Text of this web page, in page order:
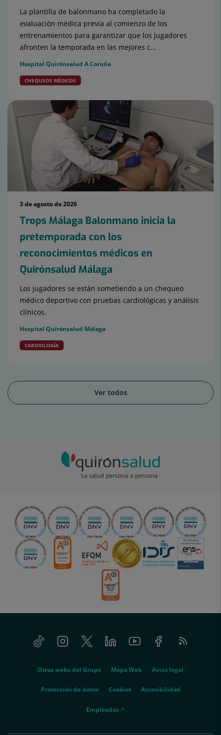
La plantilla de balonmano ha completado la
evaluación médica previa al comienzo de los
entrenamientos para garantizar que los jugadores
afronten la temporada en las mejores c...
Hospital Quirónsalud A Coruña
CHEQUEOS MÉDICOS
3 de agosto de 2026
Trops Málaga Balonmano inicia la
pretemporada con los
reconocimientos médicos en
Quirónsalud Málaga
Los jugadores se están sometiendo a un chequeo
médico deportivo con pruebas cardiológicas y análisis
clínicos.
Hospital Quirónsalud Málaga
CARDIOLOGÍA
Ver todos
Tiktok InstagramTwitter LinkedinYoutube FacebookFeed
RSS
Otras webs del Grupo Mapa Web Aviso legal
Protección de datos Cookies Accesibilidad
empleados
Empleados